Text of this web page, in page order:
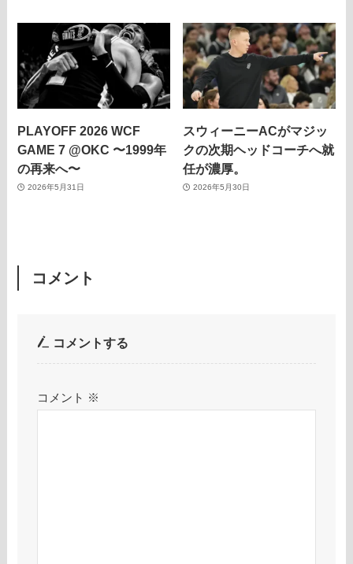
PLAYOFF 2026 WCF
GAME 7 @OKC 〜1999年
の再来へ〜
2026年5月31日
スウィーニーACがマジッ
クの次期ヘッドコーチへ就
任が濃厚。
2026年5月30日
コメント
コメントする
コメント ※